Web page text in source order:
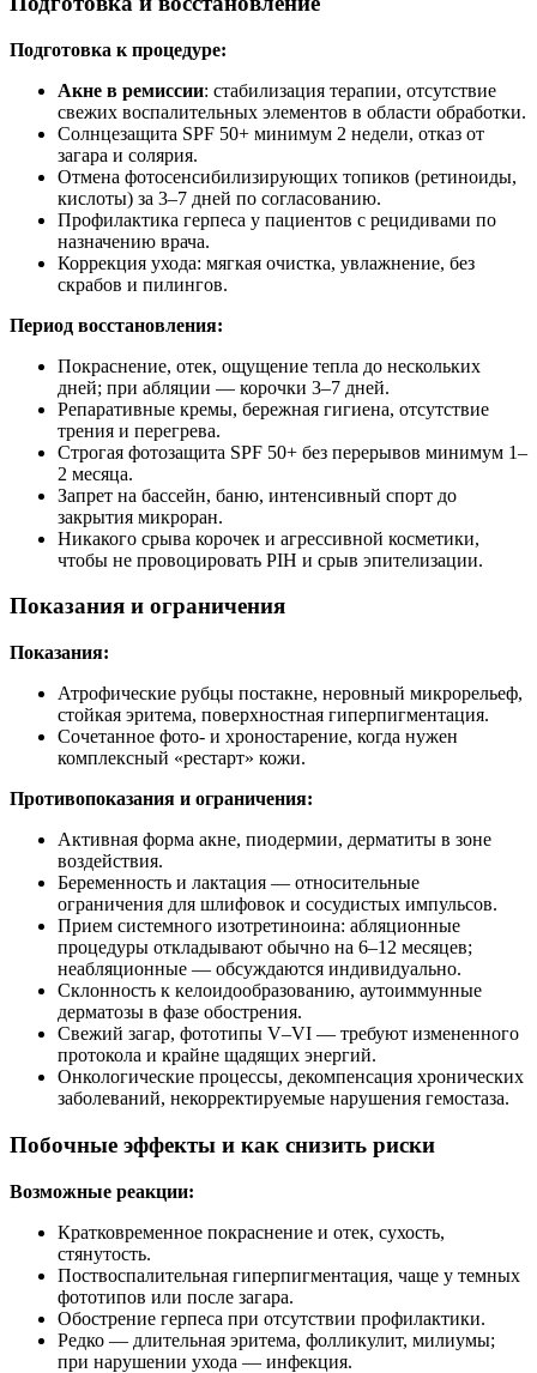
Подготовка к процедуре:
Акне в ремиссии: стабилизация терапии, отсутствие
свежих воспалительных элементов в области обработки.
Солнцезащита SPF 50+ минимум 2 недели, отказ от
загара и солярия.
Отмена фотосенсибилизирующих топиков (ретиноиды,
кислоты) за 3–7 дней по согласованию.
Профилактика герпеса у пациентов с рецидивами по
назначению врача.
Коррекция ухода: мягкая очистка, увлажнение, без
скрабов и пилингов.
Период восстановления:
Покраснение, отек, ощущение тепла до нескольких
дней; при абляции — корочки 3–7 дней.
Репаративные кремы, бережная гигиена, отсутствие
трения и перегрева.
Строгая фотозащита SPF 50+ без перерывов минимум 1–
2 месяца.
Запрет на бассейн, баню, интенсивный спорт до
закрытия микроран.
Никакого срыва корочек и агрессивной косметики,
чтобы не провоцировать PIH и срыв эпителизации.
Показания и ограничения
Показания:
Атрофические рубцы постакне, неровный микрорельеф,
стойкая эритема, поверхностная гиперпигментация.
Сочетанное фото- и хроностарение, когда нужен
комплексный «рестарт» кожи.
Противопоказания и ограничения:
Активная форма акне, пиодермии, дерматиты в зоне
воздействия.
Беременность и лактация — относительные
ограничения для шлифовок и сосудистых импульсов.
Прием системного изотретиноина: абляционные
процедуры откладывают обычно на 6–12 месяцев;
неабляционные — обсуждаются индивидуально.
Склонность к келоидообразованию, аутоиммунные
дерматозы в фазе обострения.
Свежий загар, фототипы V–VI — требуют измененного
протокола и крайне щадящих энергий.
Онкологические процессы, декомпенсация хронических
заболеваний, некорректируемые нарушения гемостаза.
Побочные эффекты и как снизить риски
Возможные реакции:
Кратковременное покраснение и отек, сухость,
стянутость.
Поствоспалительная гиперпигментация, чаще у темных
фототипов или после загара.
Обострение герпеса при отсутствии профилактики.
Редко — длительная эритема, фолликулит, милиумы;
при нарушении ухода — инфекция.